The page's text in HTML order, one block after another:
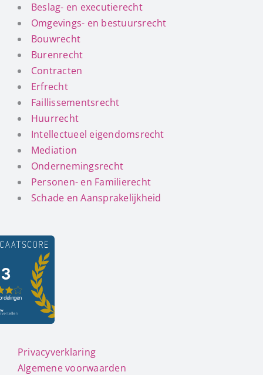
Beslag- en executierecht
Omgevings- en bestuursrecht
Bouwrecht
Burenrecht
Contracten
Erfrecht
Faillissementsrecht
Huurrecht
Intellectueel eigendomsrecht
Mediation
Ondernemingsrecht
Personen- en Familierecht
Schade en Aansprakelijkheid
Privacyverklaring
Algemene voorwaarden